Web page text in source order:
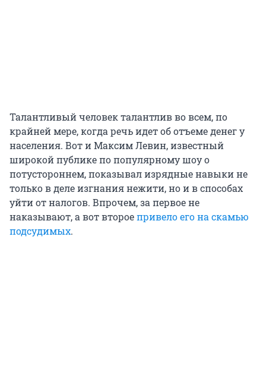
Талантливый человек талантлив во всем, по
крайней мере, когда речь идет об отъеме денег у
населения. Вот и Максим Левин, известный
широкой публике по популярному шоу о
потустороннем, показывал изрядные навыки не
только в деле изгнания нежити, но и в способах
уйти от налогов. Впрочем, за первое не
наказывают, а вот второепривело его на скамью
подсудимых.